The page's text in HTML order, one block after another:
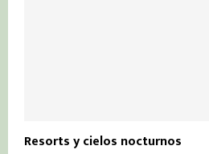
Resorts y cielos nocturnos